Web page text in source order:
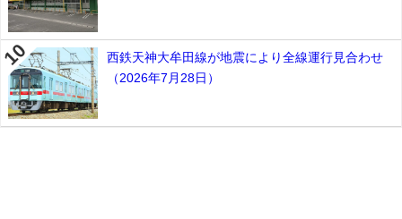
西鉄天神大牟田線が地震により全線運行見合わせ
（2026年7月28日）